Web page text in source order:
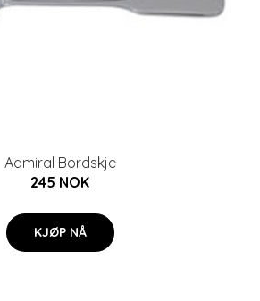
Admiral Bordskje
245 NOK
KJØP NÅ